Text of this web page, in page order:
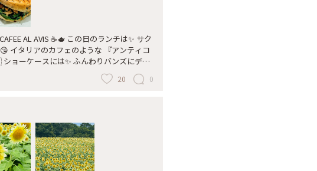
この日のランチは✨ サク
イタリアのカフェのような 『アンティコ
ョーケースには✨ ふんわりバンズにデリ
種類は美味しそうに積まれています🥪 注
焼いてくれ🍳 カリッとしたパニーニの完
っぱさで とっても美味しかったです🥰 も
ビス#ディアモール大阪店#パニーニ
20 0